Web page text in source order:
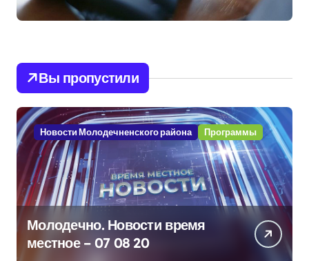
Вы пропустили
Новости Молодечненского района Программы
Молодечно. Новости время
местное – 07 08 20